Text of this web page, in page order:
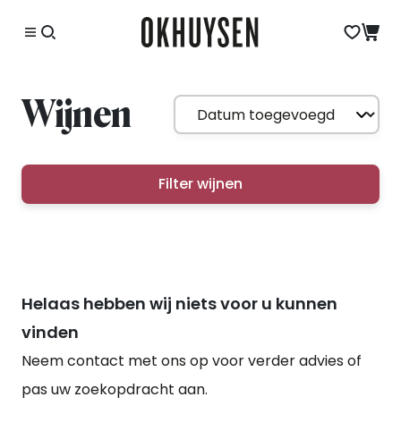
Wijnen
Filter wijnen
Helaas hebben wij niets voor u kunnen
vinden
Neem contact met ons op voor verder advies of
pas uw zoekopdracht aan.